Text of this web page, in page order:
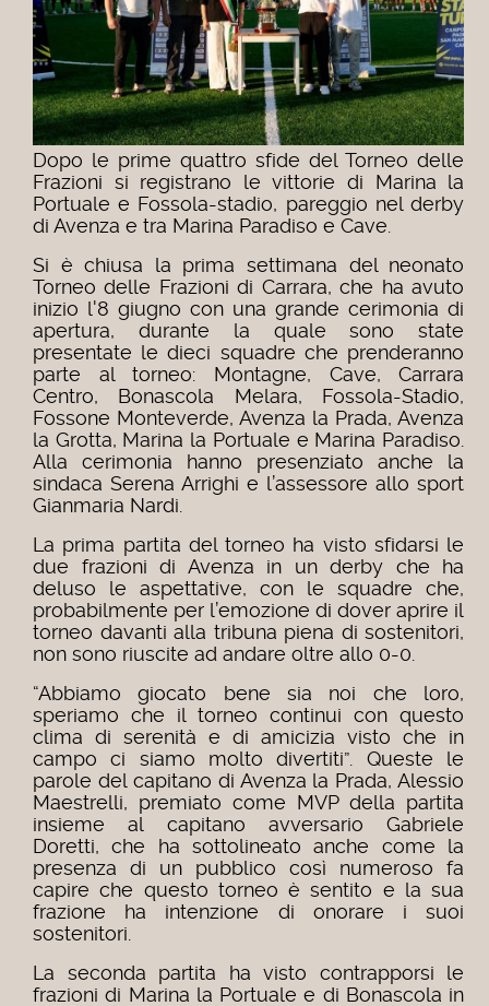
Dopo le prime quattro sfide del Torneo delle
Frazioni si registrano le vittorie di Marina la
Portuale e Fossola-stadio, pareggio nel derby
di Avenza e tra Marina Paradiso e Cave.
Si è chiusa la prima settimana del neonato
Torneo delle Frazioni di Carrara, che ha avuto
inizio l'8 giugno con una grande cerimonia di
apertura, durante la quale sono state
presentate le dieci squadre che prenderanno
parte al torneo: Montagne, Cave, Carrara
Centro, Bonascola Melara, Fossola-Stadio,
Fossone Monteverde, Avenza la Prada, Avenza
la Grotta, Marina la Portuale e Marina Paradiso.
Alla cerimonia hanno presenziato anche la
sindaca Serena Arrighi e l’assessore allo sport
Gianmaria Nardi.
La prima partita del torneo ha visto sfidarsi le
due frazioni di Avenza in un derby che ha
deluso le aspettative, con le squadre che,
probabilmente per l’emozione di dover aprire il
torneo davanti alla tribuna piena di sostenitori,
non sono riuscite ad andare oltre allo 0-0.
“Abbiamo giocato bene sia noi che loro,
speriamo che il torneo continui con questo
clima di serenità e di amicizia visto che in
campo ci siamo molto divertiti”. Queste le
parole del capitano di Avenza la Prada, Alessio
Maestrelli, premiato come MVP della partita
insieme al capitano avversario Gabriele
Doretti, che ha sottolineato anche come la
presenza di un pubblico così numeroso fa
capire che questo torneo è sentito e la sua
frazione ha intenzione di onorare i suoi
sostenitori.
La seconda partita ha visto contrapporsi le
frazioni di Marina la Portuale e di Bonascola in